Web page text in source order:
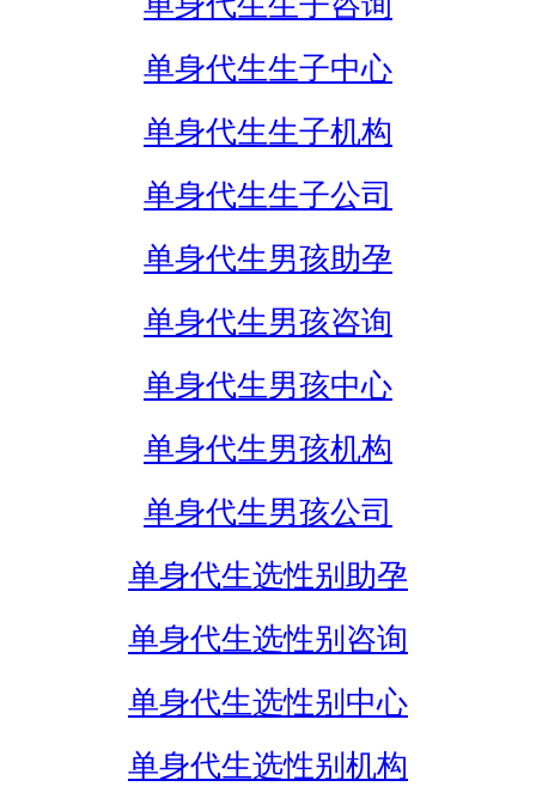
单身代生生子中心
单身代生生子机构
单身代生生子公司
单身代生男孩助孕
单身代生男孩咨询
单身代生男孩中心
单身代生男孩机构
单身代生男孩公司
单身代生选性别助孕
单身代生选性别咨询
单身代生选性别中心
单身代生选性别机构